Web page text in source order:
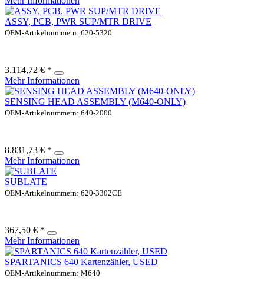
ASSY, PCB, PWR SUP/MTR DRIVE
OEM-Artikelnummern: 620-5320
3.114,72 € *
Mehr Informationen
SENSING HEAD ASSEMBLY (M640-ONLY)
OEM-Artikelnummern: 640-2000
8.831,73 € *
Mehr Informationen
SUBLATE
OEM-Artikelnummern: 620-3302CE
367,50 € *
Mehr Informationen
SPARTANICS 640 Kartenzähler, USED
OEM-Artikelnummern: M640